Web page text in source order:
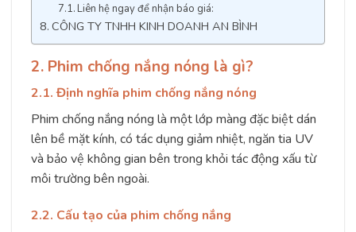
Liên hệ ngay để nhận báo giá:
CÔNG TY TNHH KINH DOANH AN BÌNH
2. Phim chống nắng nóng là gì?
2.1. Định nghĩa phim chống nắng nóng
Phim chống nắng nóng là một lớp màng đặc biệt dán
lên bề mặt kính, có tác dụng giảm nhiệt, ngăn tia UV
và bảo vệ không gian bên trong khỏi tác động xấu từ
môi trường bên ngoài.
2.2. Cấu tạo của phim chống nắng